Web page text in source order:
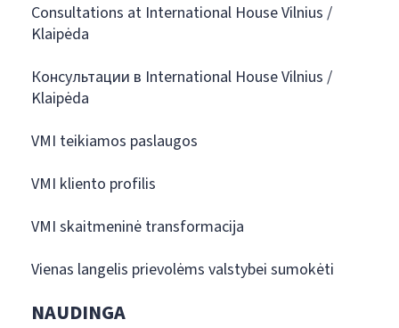
Consultations at International House Vilnius /
Klaipėda
Консультации в International House Vilnius /
Klaipėda
VMI teikiamos paslaugos
VMI kliento profilis
VMI skaitmeninė transformacija
Vienas langelis prievolėms valstybei sumokėti
NAUDINGA